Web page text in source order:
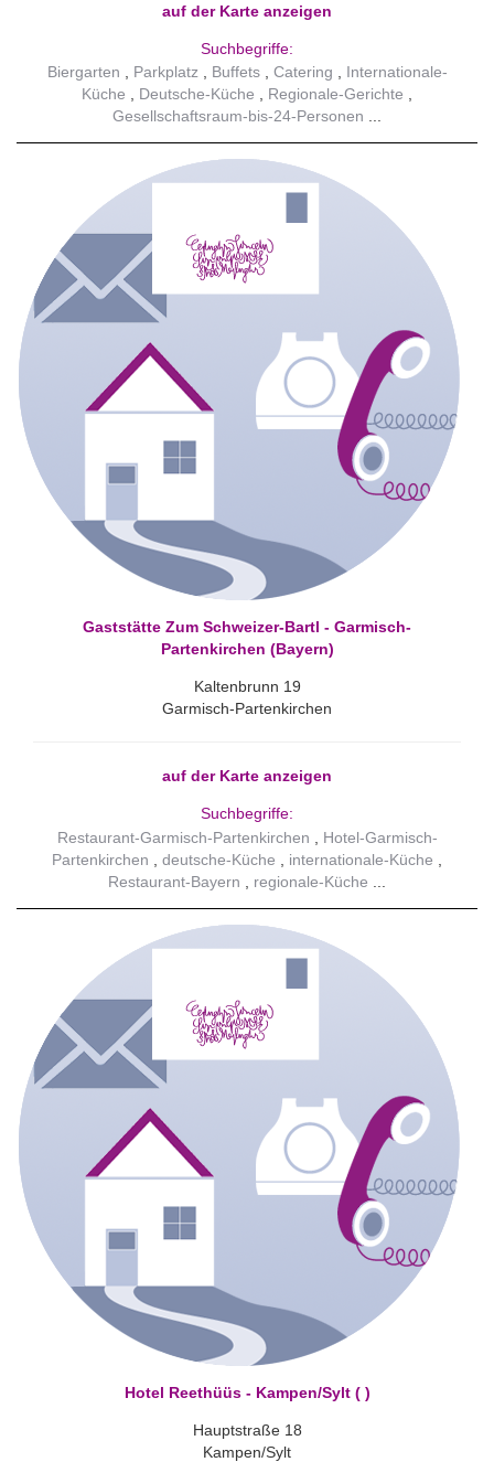
auf der Karte anzeigen
Suchbegriffe:
Biergarten
Parkplatz Buffets Catering
Internationale-
Küche
Deutsche-Küche
Regionale-Gerichte
Gesellschaftsraum-bis-24-Personen
Gaststätte Zum Schweizer-Bartl - Garmisch-
Partenkirchen (Bayern)
Kaltenbrunn 19
Garmisch-Partenkirchen
auf der Karte anzeigen
Suchbegriffe:
Restaurant-Garmisch-Partenkirchen
Hotel-Garmisch-
Partenkirchen
deutsche-Küche
internationale-Küche
Restaurant-Bayern
regionale-Küche
Hotel Reethüüs - Kampen/Sylt ( )
Hauptstraße 18
Kampen/Sylt